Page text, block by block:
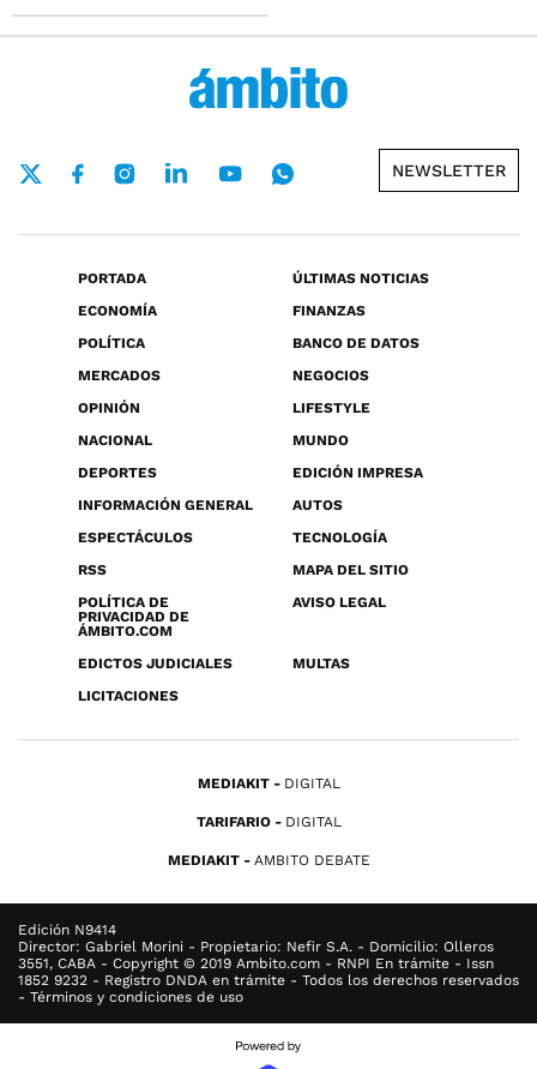
NEWSLETTER
PORTADA
ÚLTIMAS NOTICIAS
ECONOMÍA
FINANZAS
POLÍTICA
BANCO DE DATOS
MERCADOS
NEGOCIOS
OPINIÓN
LIFESTYLE
NACIONAL
MUNDO
DEPORTES
EDICIÓN IMPRESA
INFORMACIÓN GENERAL
AUTOS
ESPECTÁCULOS
TECNOLOGÍA
RSS
MAPA DEL SITIO
POLÍTICA DE
PRIVACIDAD DE
ÁMBITO.COM
AVISO LEGAL
EDICTOS JUDICIALES
MULTAS
LICITACIONES
MEDIAKIT DIGITAL
TARIFARIO DIGITAL
MEDIAKIT AMBITO DEBATE
Edición N9414
Director: Gabriel Morini - Propietario: Nefir S.A. - Domicilio: Olleros
3551, CABA - Copyright © 2019 Ambito.com - RNPI En trámite - Issn
1852 9232 - Registro DNDA en trámite - Todos los derechos reservados
- Términos y condiciones de uso